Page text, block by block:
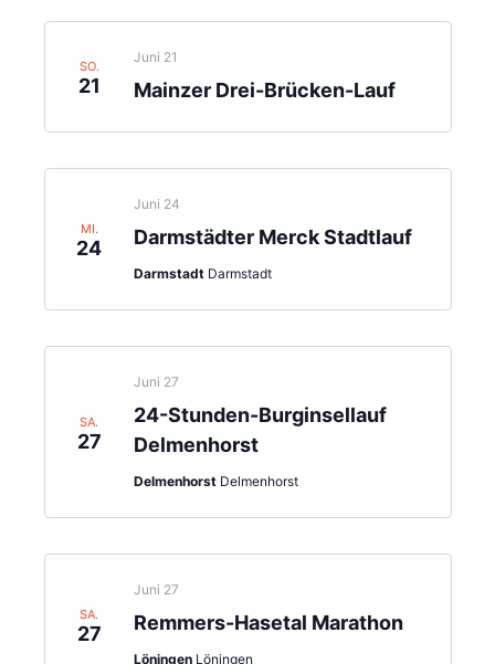
SO.
21 Mainzer Drei-Brücken-Lauf
Juni 21
MI.
24 Darmstädter Merck Stadtlauf
Juni 24
Darmstadt Darmstadt
SA.
27
24-Stunden-Burginsellauf
Delmenhorst
Juni 27
Delmenhorst Delmenhorst
SA.
27 Remmers-Hasetal Marathon
Juni 27
Löningen Löningen